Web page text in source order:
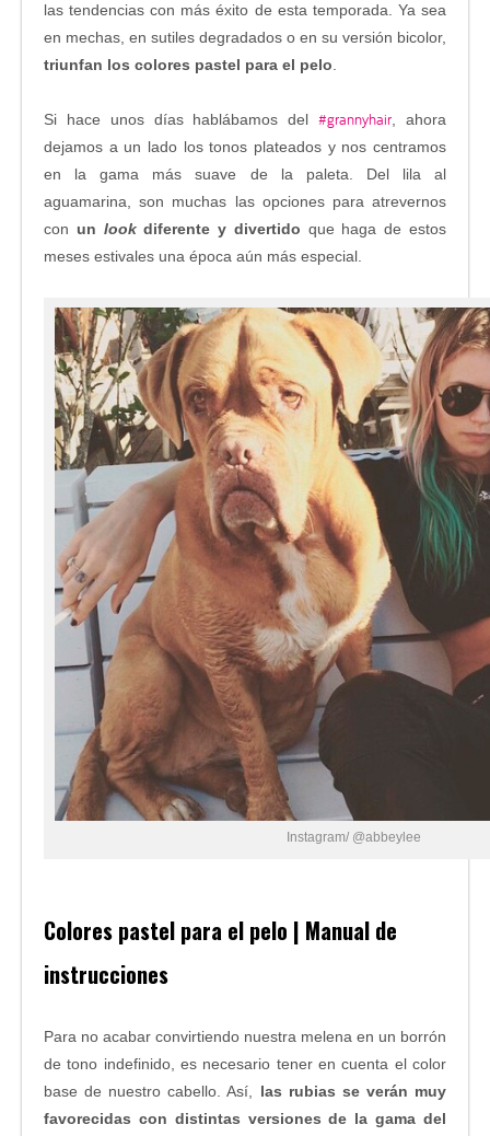
las tendencias con más éxito de esta temporada. Ya sea
en mechas, en sutiles degradados o en su versión bicolor,
triunfan los colores pastel para el pelo.
Si hace unos días hablábamos del#grannyhair, ahora
dejamos a un lado los tonos plateados y nos centramos
en la gama más suave de la paleta. Del lila al
aguamarina, son muchas las opciones para atrevernos
con un lookdiferente y divertido que haga de estos
meses estivales una época aún más especial.
Instagram/ @abbeylee
Colores pastel para el pelo | Manual de
instrucciones
Para no acabar convirtiendo nuestra melena en un borrón
de tono indefinido, es necesario tener en cuenta el color
base de nuestro cabello. Así, las rubias se verán muy
favorecidas con distintas versiones de la gama del